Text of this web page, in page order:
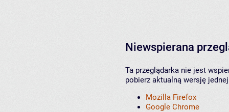
Niewspierana
Ta przeglądarka nie jest
pobierz aktualną wersję
Mozilla Firefox
Google Chrome